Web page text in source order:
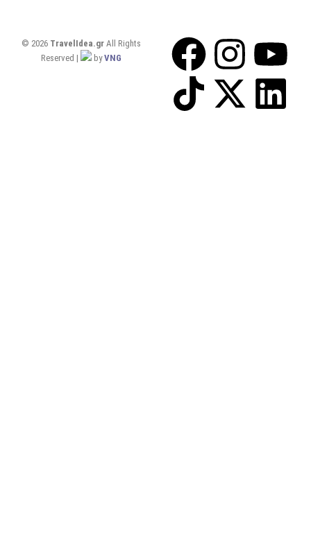
© 2026 TravelIdea.gr All Rights
Reserved |
byVNG